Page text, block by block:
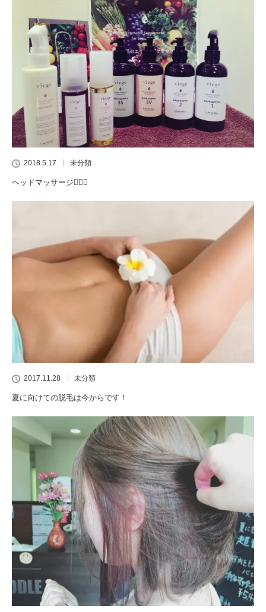
2018.5.17 未分類
ヘッドマッサージ💆🏻‍♂️
2017.11.28 未分類
夏に向けての脱毛は今からです！